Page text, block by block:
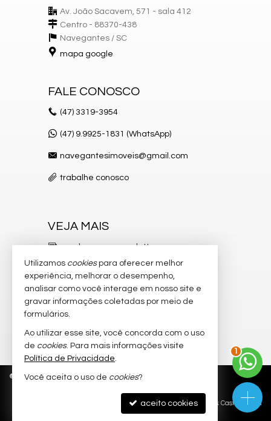
Av. João Sacavem, 571 - sala 412
Centro - 88370-438
Navegantes / SC
mapa google
FALE CONOSCO
(47) 3319-3954
(47) 9.9925-1831 (WhatsApp)
navegantesimoveis@gmail.com
trabalhe conosco
VEJA MAIS
receba nosso newsletter
indicadores financeiros
cadastre seu imóvel
imóveis favoritos
mapa de imóveis
© 2026 CRECI/SC 4.026-J Política de Privacidade
Site para imobiliárias: Castel Digital
Utilizamos cookiespara oferecer melhor
experiência, melhorar o desempenho,
analisar como você interage em nosso site e
gravar informações coletadas por meio de
formulários.
Ao utilizar esse site, você concorda com o uso
de cookies. Para mais informações visite
Política de Privacidade.
Você aceita o uso de cookies?
aceito cookies